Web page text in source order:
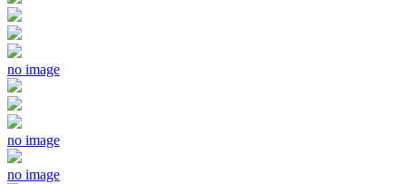
no image
no image
no image